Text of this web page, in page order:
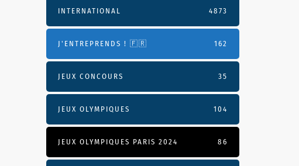
INTERNATIONAL 4873
J'ENTREPRENDS ! 🇫🇷 162
JEUX CONCOURS 35
JEUX OLYMPIQUES 104
JEUX OLYMPIQUES PARIS 2024 86